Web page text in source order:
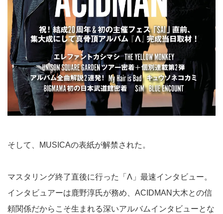
そして、MUSICAの表紙が解禁された。
マスタリング終了直後に行った「Λ」最速インタビュー。
インタビュアーは鹿野淳氏が務め、ACIDMAN大木との信
頼関係だからこそ生まれる深いアルバムインタビューとな